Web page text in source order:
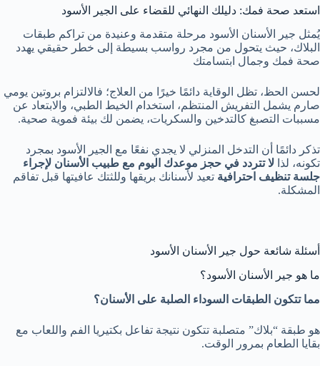
استعد صحة فمك: دليلك النهائي للقضاء على الجير الأسود
يُمثل جير الأسنان الأسود مرحلة متقدمة وعنيدة من تراكم طبقات
البلاك، حيث يتحول من مجرد رواسب بسيطة إلى خطر حقيقي يهدد
صحة فمك وجمال ابتسامتك
لحسن الحظ، تظل الوقاية دائمًا خيرًا من العلاج؛ فالالتزام بروتين يومي
صارم يشمل التفريش المنتظم، استخدام الخيط الطبي، والابتعاد عن
مسببات التصبغ كالتدخين والسكريات، يضمن لك بيئة فموية صحية.
تذكر دائمًا أن التدخل المنزلي لا يجدي نفعًا مع الجير الأسود بمجرد
تكونه، لذا لا تتردد في حجز موعدك اليوم مع طبيب الأسنان لإجراء
جلسة تنظيف احترافية تعيد لأسنانك بريقها وللثتك عافيتها قبل تفاقم
المشكلة.
أسئلة شائعة حول جير الأسنان الأسود
ما هو جير الأسنان الأسود؟
مما تتكون الطبقات السوداء الصلبة على الأسنان؟
هو طبقة “بلاك” متصلبة تتكون نتيجة تفاعل بكتيريا الفم واللعاب مع
بقايا الطعام بمرور الوقت.